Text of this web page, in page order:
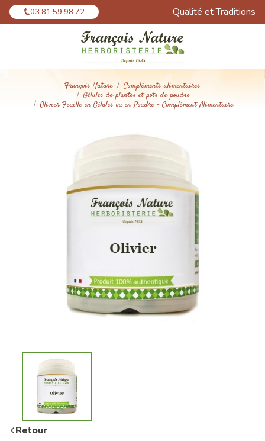
03 81 59 98 72 Qualité et Traditions
François Nature
Compléments alimentaires
Gélules de plantes et pots de poudre
Olivier Feuille en Gélules ou en Poudre - Complément Alimentaire
Retour
Panneau de gestion des cookies